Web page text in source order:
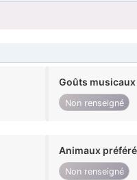
Goûts musicaux
Non renseigné
Animaux
Non renseigné